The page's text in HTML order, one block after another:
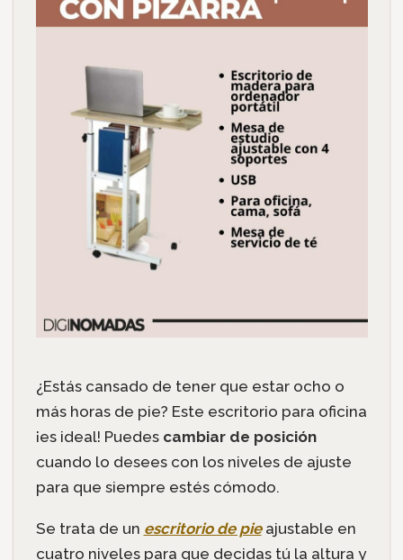
¿Estás cansado de tener que estar ocho o
más horas de pie? Este escritorio para oficina
¡es ideal! Puedes cambiar de posición
cuando lo desees con los niveles de ajuste
para que siempre estés cómodo.
Se trata de un escritorio de pieajustable en
cuatro niveles para que decidas tú la altura y